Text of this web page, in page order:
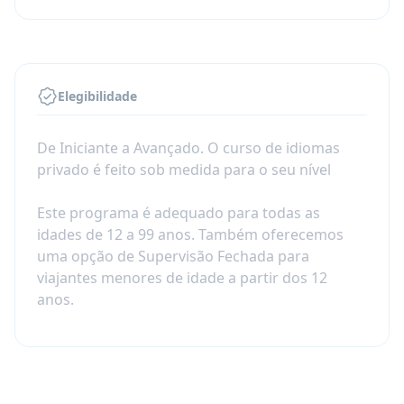
Elegibilidade
De Iniciante a Avançado. O curso de idiomas
privado é feito sob medida para o seu nível
Este programa é adequado para todas as
idades de 12 a 99 anos. Também oferecemos
uma opção de Supervisão Fechada para
viajantes menores de idade a partir dos 12
anos.